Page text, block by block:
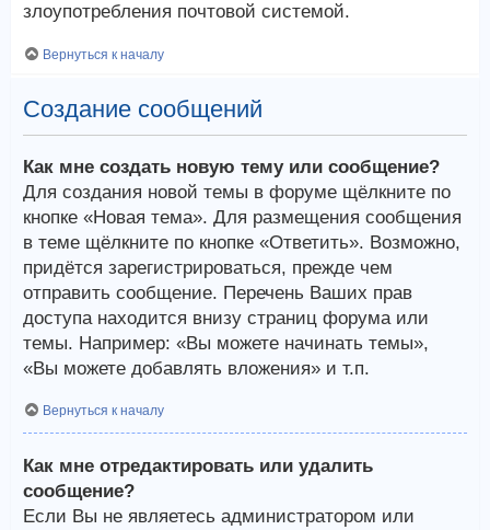
злоупотребления почтовой системой.
Вернуться к началу
Создание сообщений
Как мне создать новую тему или сообщение?
Для создания новой темы в форуме щёлкните по
кнопке «Новая тема». Для размещения сообщения
в теме щёлкните по кнопке «Ответить». Возможно,
придётся зарегистрироваться, прежде чем
отправить сообщение. Перечень Ваших прав
доступа находится внизу страниц форума или
темы. Например: «Вы можете начинать темы»,
«Вы можете добавлять вложения» и т.п.
Вернуться к началу
Как мне отредактировать или удалить
сообщение?
Если Вы не являетесь администратором или